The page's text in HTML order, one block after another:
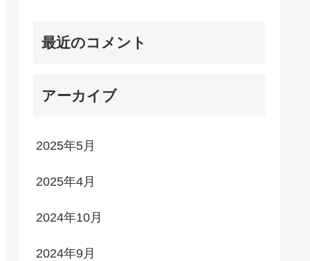
最近のコメント
アーカイブ
2025年5月
2025年4月
2024年10月
2024年9月